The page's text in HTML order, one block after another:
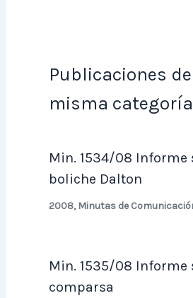
Publicaciones
misma categoría
Min. 1534/08 Informe
boliche Dalton
2008, Minutas de
Min. 1535/08 Informe
comparsa